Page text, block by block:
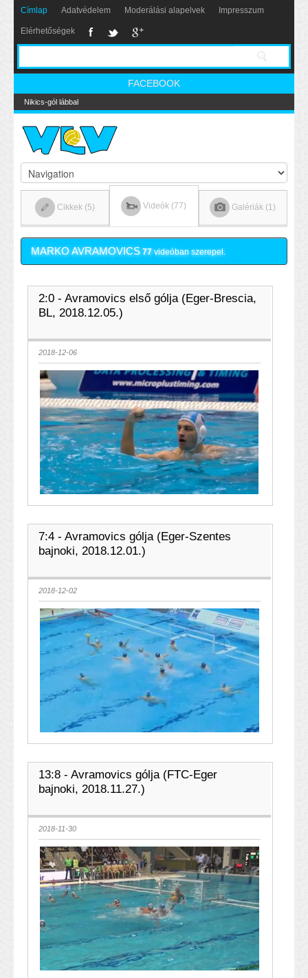
Címlap Adatvédelem Moderálási alapelvek Impresszum
Elérhetőségek
FACEBOOK
Nikics-gól lábbal
Cikkek (5) Videók (77) Galériák (1)
MARKO AVRAMOVICS 77videóban szerepel.
2:0 - Avramovics első gólja (Eger-Brescia,
BL, 2018.12.05.)
2018-12-06
7:4 - Avramovics gólja (Eger-Szentes
bajnoki, 2018.12.01.)
2018-12-02
13:8 - Avramovics gólja (FTC-Eger
bajnoki, 2018.11.27.)
2018-11-30